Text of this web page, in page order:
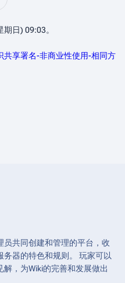
日) 09:03。
共享署名-非商业性使用-相同方
员共同创建和管理的平台，收
器的特色和规则。 玩家可以
，为Wiki的完善和发展做出